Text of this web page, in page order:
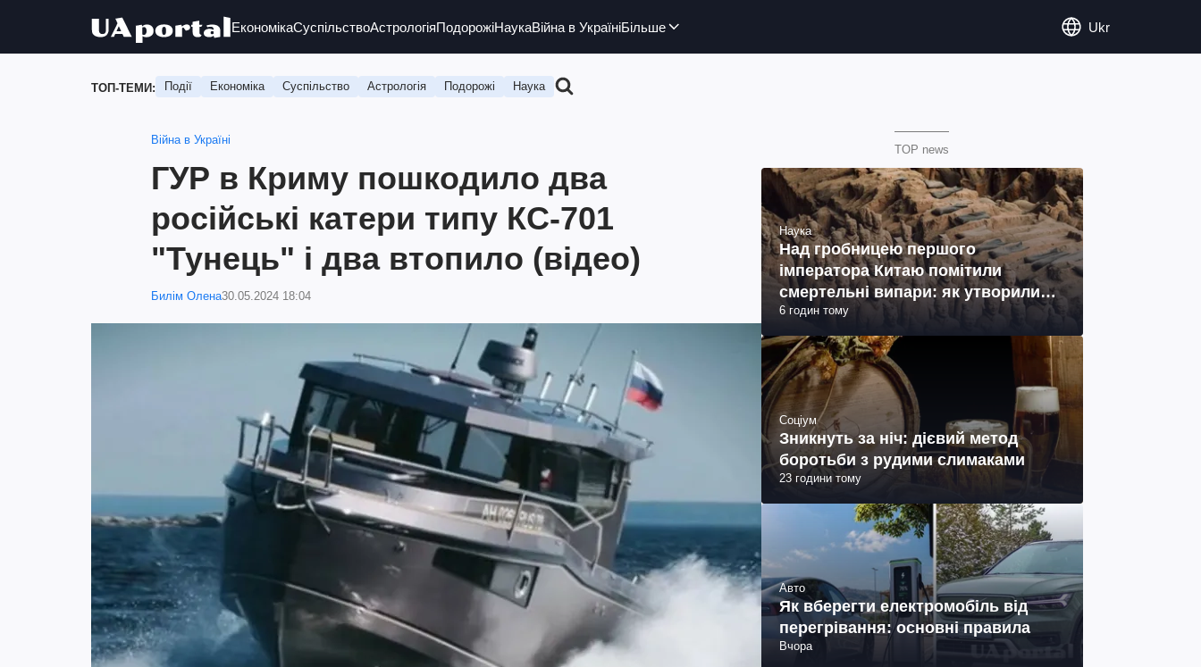
ЕкономікаСуспільствоАстрологіяПодорожіНаукаВійна в УкраїніБільше Ukr
ТОП-ТЕМИ: Події Економіка Суспільство Астрологія Подорожі Наука
Війна в Україні
ГУР в Криму пошкодило два
російські катери типу КС-701
"Тунець" і два втопило (відео)
Билім Олена30.05.2024 18:04
TOP news
Наука
Над гробницею першого
імператора Китаю помітили
смертельні випари: як утворились
(фото)
6 годин тому
Соціум
Зникнуть за ніч: дієвий метод
боротьби з рудими слимаками
23 години тому
Авто
Як вберегти електромобіль від
перегрівання: основні правила
Вчора